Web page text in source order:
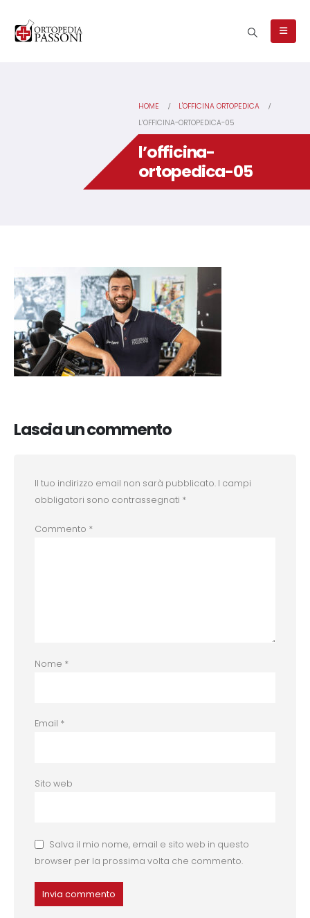
HOME
L'OFFICINA ORTOPEDICA
L’OFFICINA-ORTOPEDICA-05
l’officina-
ortopedica-05
Lascia un commento
Il tuo indirizzo email non sarà pubblicato. I campi
obbligatori sono contrassegnati *
Commento *
Nome *
Email *
Sito web
Salva il mio nome, email e sito web in questo
browser per la prossima volta che commento.